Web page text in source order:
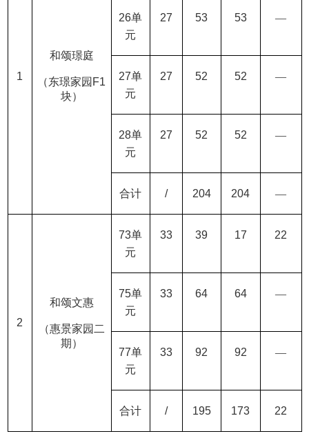
1
和颂璟庭
（东璟家园 F1
块）
26单
元
27 53 53 —
27单
元
27 52 52 —
28单
元
27 52 52 —
合计 / 204 204 —
2
和颂文惠
（惠景家园二
期）
73单
元
33 39 17 22
75单
元
33 64 64 —
77单
元
33 92 92 —
合计 / 195 173 22